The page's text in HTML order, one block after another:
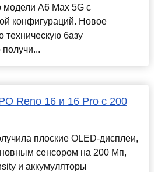
A6 Max 5G с
конфигураций. Новое
техническую базу
Reno 16 и 16 Pro с 200
плоские OLED-дисплеи,
сенсором на 200 Мп,
и аккумуляторы